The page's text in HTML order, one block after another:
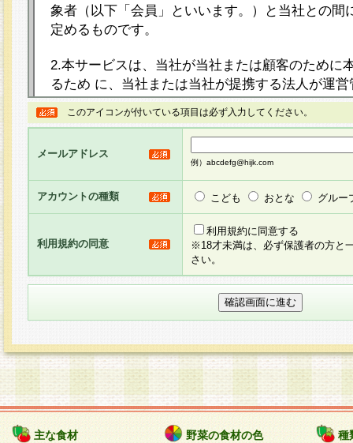
象者（以下「会員」といいます。）と当社との間
定めるものです。
2.本サービスは、当社が当社または顧客のために
るため に、当社または当社が提携する法人が運
ト（以下「本サイト」といいます。）上に本サー
ージを設け、会員がアンケー ト調査に回答する
し、その結果を当社が集計・分析その他の利用を
るものです。なお、本サービスは、それぞれの目
員に対して本サービスの依頼を行うこともあり、
た全ての会員に対して本サービスの依頼をすると
りま す。
3.当社は、会員の事前の承諾を得ることなく、当
方 法・手段にて、本規約を任意に制定、変更ま
きるものとします。改定後の本規約等は、本規約
に掲示したときに、その 他の諸規定については
てその効力を生じるものとします。
4.本規約は、会員登録希望者による会員登録手続
の当社による会員登録の承認が完了した時点で会
たものとみなされ、会員に対して適用されるもの
このアイコンが付いている項目は必ず入力してください。
メールアドレス
例）abcdefg@hijk.com
アカウントの種類 こども おとな グルー
利用規約の同意
利用規約に同意する
※18才未満は、必ず保護者の方と
さい。
主な食材 野菜の食材の色 種